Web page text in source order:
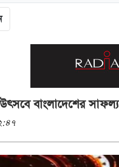
উৎসবে বাংলাদেশের সাফল্য